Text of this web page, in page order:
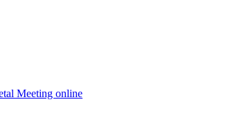
Meeting online